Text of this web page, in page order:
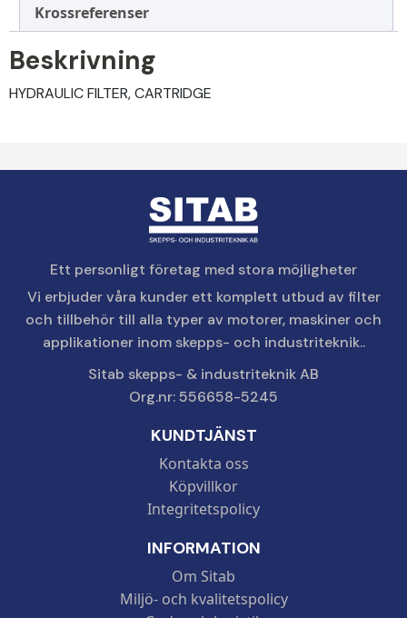
Krossreferenser
Beskrivning
HYDRAULIC FILTER, CARTRIDGE
Ett personligt företag med stora möjligheter
Vi erbjuder våra kunder ett komplett utbud av filter
och tillbehör till alla typer av motorer, maskiner och
applikationer inom skepps- och industriteknik..
Sitab skepps- & industriteknik AB
Org.nr: 556658-5245
KUNDTJÄNST
Kontakta oss
Köpvillkor
Integritetspolicy
INFORMATION
Om Sitab
Miljö- och kvalitetspolicy